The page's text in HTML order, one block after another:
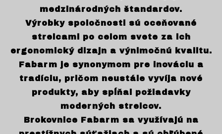
medzinárodných štandardov.
Výrobky spoločnosti sú oceňované
strelcami po celom svete za ich
ergonomický dizajn a výnimočnú kvalitu.
Fabarm je synonymom pre inováciu a
tradíciu, pričom neustále vyvíja nové
produkty, aby spĺňal požiadavky
moderných strelcov.
Brokovnice Fabarm sa využívajú na